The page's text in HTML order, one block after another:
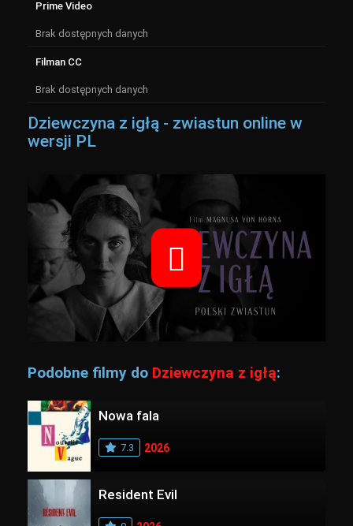
Prime Video
Brak dostępnych danych
Filman CC
Brak dostępnych danych
Dziewczyna z igłą - zwiastun online w
wersji PL
Podobne filmy do Dziewczyna z igłą:
Nowa fala
7.3 2026
Resident Evil